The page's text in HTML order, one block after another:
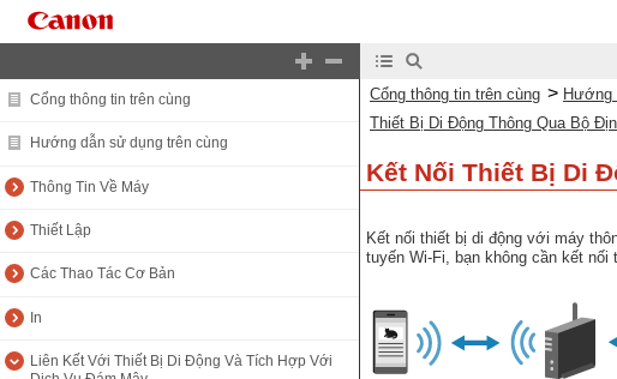
Cổng thông tin trên cùng
Hướng dẫn sử dụng trên cùng
Thông Tin Về Máy
Thiết Lập
Các Thao Tác Cơ Bản
In
Liên Kết Với Thiết Bị Di Động Và Tích Hợp Với
Cổng thông tin trên cùng > Hướng
Thiết Bị Di Động Thông Qua Bộ
Kết Nối Thiết Bị Di
Kết nối thiết bị di động với máy
tuyến Wi-Fi, bạn không cần kết nối